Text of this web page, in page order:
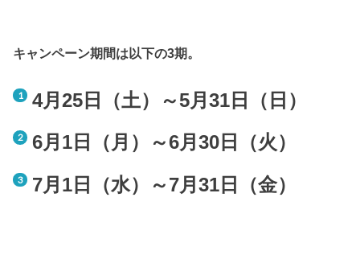
キャンペーン期間は以下の3期。
4月25日（土）～5月31日（日）
6月1日（月）～6月30日（火）
7月1日（水）～7月31日（金）